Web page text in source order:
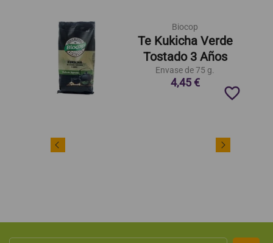
Biocop
Te Kukicha Verde
Tostado 3 Años
Envase de 75 g.
4,45 €
favorite_border